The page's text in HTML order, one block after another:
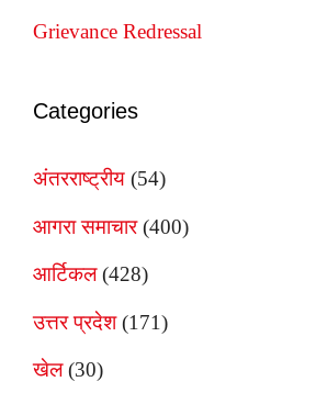
Grievance Redressal
Categories
अंतरराष्ट्रीय (54)
आगरा समाचार(400)
आर्टिकल(428)
उत्तर प्रदेश(171)
खेल(30)